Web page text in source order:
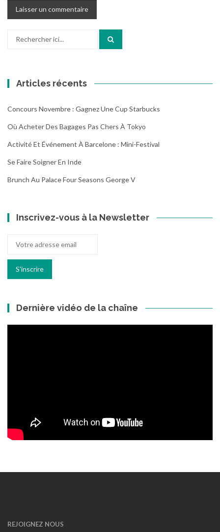
Articles récents
Concours Novembre : Gagnez Une Cup Starbucks
Où Acheter Des Bagages Pas Chers À Tokyo
Activité Et Événement À Barcelone : Mini-Festival
Se Faire Soigner En Inde
Brunch Au Palace Four Seasons George V
Inscrivez-vous à la Newsletter
Dernière vidéo de la chaîne
REJOIGNEZ NOUS